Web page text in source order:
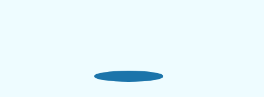
た、などの原因が考えられます。